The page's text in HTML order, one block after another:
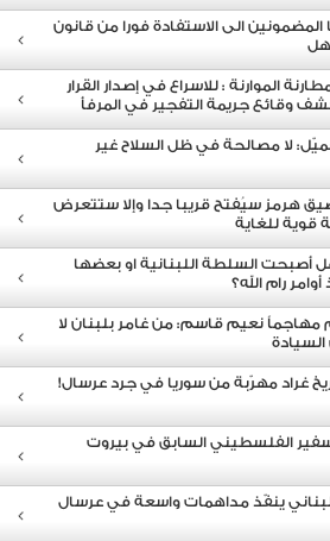
الى الاستفادة فورا من قانون
الموارنة : للاسراع في إصدار القرار
وقائع جريمة التفجير في المرفأ
لا مصالحة في ظل السلاح غير
هرمز سيُفتح قريبا جدا وإلا ستتعرض
قوية للغاية
أصبحت السلطة اللبنانية او بعضها
رام الله؟
مهاجماً نعيم قاسم: من غامر بلبنان لا
غراد مهرّبة من سوريا في جرد عرسال!
الفلسطيني السابق في بيروت
ينفّذ مداهمات واسعة في عرسال